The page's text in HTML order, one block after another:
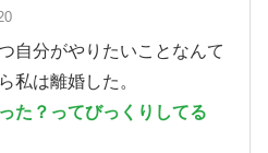
自分がやりたいことなんて
私は離婚した。
た？ってびっくりしてる